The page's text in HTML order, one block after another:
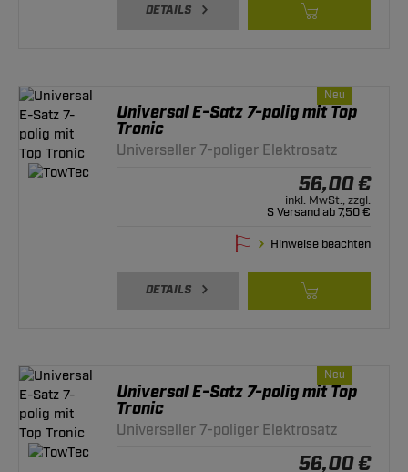
DETAILS
Neu
Universal E-Satz 7-polig mit Top
Tronic
Universeller 7-poliger Elektrosatz
56,00 €
inkl. MwSt., zzgl.
S Versand ab 7,50 €
Hinweise beachten
DETAILS
Neu
Universal E-Satz 7-polig mit Top
Tronic
Universeller 7-poliger Elektrosatz
56,00 €